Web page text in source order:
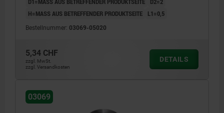
H=MASS AUS BETREFFENDER PRODUKTSEITE
L1=0,5
Bestellnummer: 03069-05020
5,34 CHF
zzgl. MwSt.
zzgl. Versandkosten
DETAILS
03069